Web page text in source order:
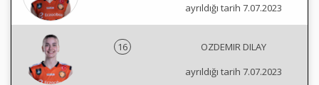
ayrıldığı tarih 7.07.2023
16
OZDEMIR DILAY
ayrıldığı tarih 7.07.2023